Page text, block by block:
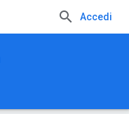
Accedi